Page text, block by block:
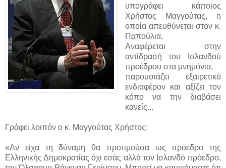
υπογράφει κάποιος
Χρήστος Μαγγούτας, η
οποία απευθύνεται στον κ.
Παπούλια,
Αναφέρεται στην
αντίδρασή του Ισλανδού
προέδρου στα μνημόνια,
παρουσιάζει εξαιρετικό
ενδιαφέρον και αξίζει τον
κόπο να την διαβάσει
κανείς...
Γράφει λοιπόν ο κ. Μαγγούτας Χρήστος:
«Αν είχα τη δύναμη θα προτιμούσα ως πρόεδρο της
Ελληνικής Δημοκρατίας όχι εσάς αλλά τον Ισλανδό πρόεδρο,